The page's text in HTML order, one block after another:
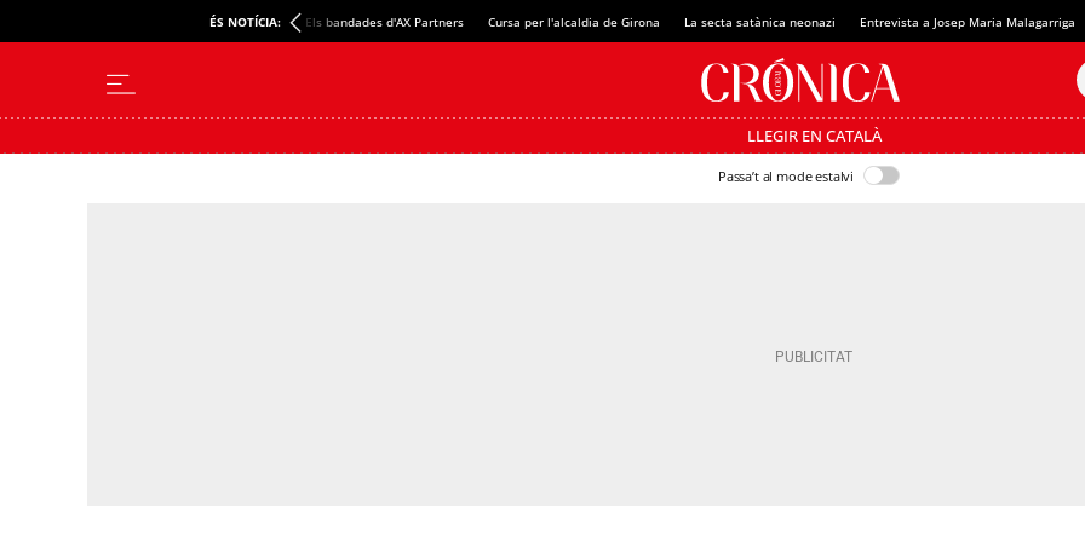
ÉS NOTÍCIA: Els bandades d'AX Partners Cursa per l'alcaldia de Girona La secta satànica neonazi Entrevista a Josep Maria Malagarriga
LLEGIR EN CATALÀ
Passa’t al mode estalvi